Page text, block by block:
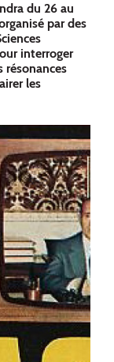
du 26 au
par des
interroger
résonances
les